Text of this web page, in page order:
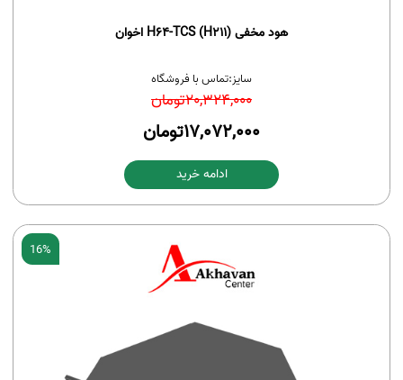
هود مخفی H64-TCS (H211) اخوان
سایز:تماس با فروشگاه
20,324,000تومان
17,072,000تومان
ادامه خرید
16%